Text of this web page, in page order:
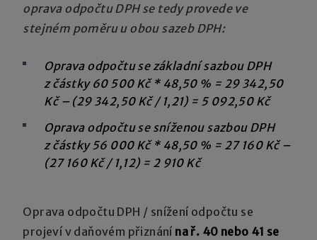
oprava odpočtu DPH se tedy provede ve
stejném poměru u obou sazeb DPH:
Oprava odpočtu se základní sazbou DPH
z částky 60 500 Kč * 48,50 % = 29 342,50
Kč – (29 342,50 Kč / 1,21) = 5 092,50 Kč
Oprava odpočtu se sníženou sazbou DPH
z částky 56 000 Kč * 48,50 % = 27 160 Kč –
(27 160 Kč / 1,12) = 2 910 Kč
Oprava odpočtu DPH / snížení odpočtu se
projeví v daňovém přiznání na ř. 40 nebo 41 se